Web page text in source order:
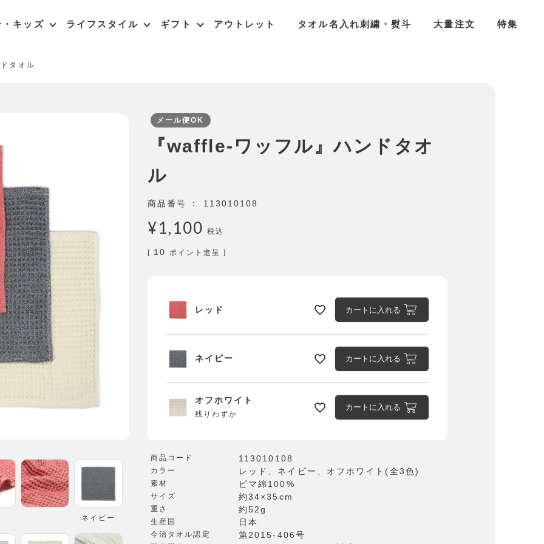
・キッズ ライフスタイル ギフト アウトレット タオル名入れ刺繍・熨斗 大量注文 特集
タオル
ネイビー
メール便OK
『waffle-ワッフル』ハンドタオ
ル
商品番号 113010108
¥1,100 税込
[ 10 ポイント進呈 ]
レッド カートに入れる
ネイビー カートに入れる
オフホワイト
残りわずか
カートに入れる
商品コード 113010108
カラー レッド、ネイビー、オフホワイト(全3色)
素材 ピマ綿100%
サイズ 約34×35cm
重さ 約52g
生産国 日本
今治タオル認定 第2015-406号